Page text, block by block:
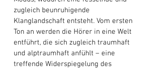
zugleich beunruhigende
Klanglandschaft entsteht. Vom ersten
Ton an werden die Hörer in eine Welt
entführt, die sich zugleich traumhaft
und alptraumhaft anfühlt – eine
treffende Widerspiegelung des